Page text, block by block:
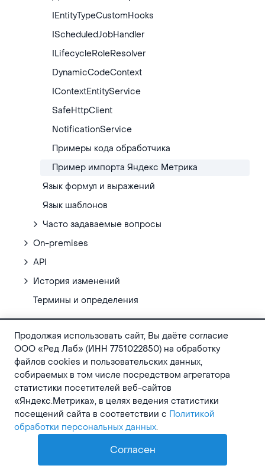
IEntityTypeCustomHooks
IScheduledJobHandler
ILifecycleRoleResolver
DynamicCodeContext
IContextEntityService
SafeHttpClient
NotificationService
Примеры кода обработчика
Пример импорта Яндекс Метрика
Язык формул и выражений
Язык шаблонов
Часто задаваемые вопросы
On-premises
API
История изменений
Термины и определения
Unified PPM / PSA solution
© Timetta, 2026
РЕШЕНИЯ ПЛАТФОРМА
Технологии ИИ
Продолжая использовать сайт, Вы даёте согласие
ООО «Ред Лаб» (ИНН 7751022850) на обработку
файлов cookies и пользовательских данных,
собираемых в том числе посредством агрегатора
статистики посетителей веб-сайтов
«Яндекс.Метрика», в целях ведения статистики
посещений сайта в соответствии с Политикой
обработки персональных данных.
Согласен
AI